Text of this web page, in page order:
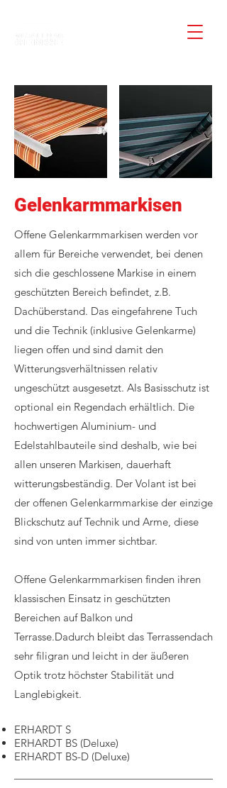
Gelenkarmmarkisen
Offene Gelenkarmmarkisen werden vor
allem für Bereiche verwendet, bei denen
sich die geschlossene Markise in einem
geschützten Bereich befindet, z.B.
Dachüberstand. Das eingefahrene Tuch
und die Technik (inklusive Gelenkarme)
liegen offen und sind damit den
Witterungsverhältnissen relativ
ungeschützt ausgesetzt. Als Basisschutz ist
optional ein Regendach erhältlich. Die
hochwertigen Aluminium- und
Edelstahlbauteile sind deshalb, wie bei
allen unseren Markisen, dauerhaft
witterungsbeständig. Der Volant ist bei
der offenen Gelenkarmmarkise der einzige
Blickschutz auf Technik und Arme, diese
sind von unten immer sichtbar.
Offene Gelenkarmmarkisen finden ihren
klassischen Einsatz in geschützten
Bereichen auf Balkon und
Terrasse.Dadurch bleibt das Terrassendach
sehr filigran und leicht in der äußeren
Optik trotz höchster Stabilität und
Langlebigkeit.
ERHARDT S
ERHARDT BS (Deluxe)
ERHARDT BS-D (Deluxe)